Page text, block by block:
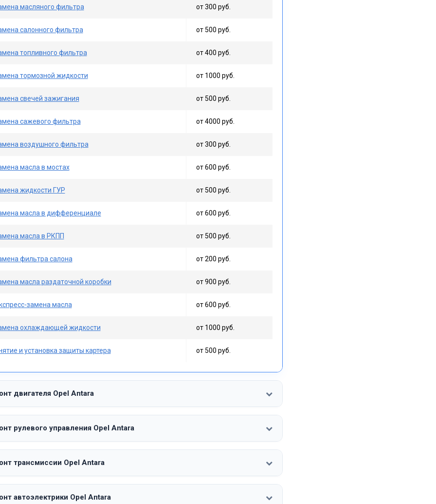
масляного фильтра от 300 руб.
салонного фильтра от 500 руб.
топливного фильтра от 400 руб.
тормозной жидкости от 1000 руб.
свечей зажигания от 500 руб.
сажевого фильтра от 4000 руб.
воздушного фильтра от 300 руб.
масла в мостах от 600 руб.
жидкости ГУР от 500 руб.
масла в дифференциале от 600 руб.
масла в РКПП от 500 руб.
фильтра салона от 200 руб.
масла раздаточной коробки от 900 руб.
замена масла от 600 руб.
охлаждающей жидкости от 1000 руб.
и установка защиты картера от 500 руб.
двигателя Opel Antara
рулевого управления Opel Antara
трансмиссии Opel Antara
автоэлектрики Opel Antara